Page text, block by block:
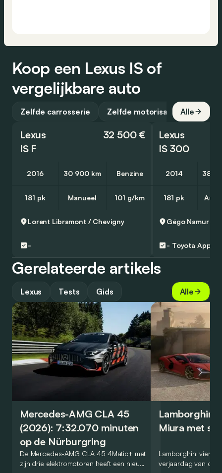
Koop een Lexus IS of
vergelijkbare auto
Zelfde carrosserie Zelfde motorisatie Alle
Lexus
IS F
32 500 €
2016 30 900 km Benzine
181 pk Manueel 101 g/km
Lorent Libramont / Chevigny
-
Lexus
IS 300
2014 38
181 pk
Gégo Namur
- Toyota
Gerelateerde artikels
Lexus Tests Gids Alle
Mercedes-AMG CLA 45
(2026): 7:32.070 minuten
op de Nürburgring
De Mercedes-AMG CLA 45 4Matic+ met
zijn drie elektromotoren heeft een nieuw
Lamborghini
Miura met
Lamborghini viert
verjaardag van de